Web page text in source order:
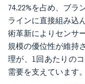
74.22%を占め、ブラ
ラインに直接組み込
術革新によりセンサ
規模の優位性が維持
理が、1回あたりの
需要を支えています。